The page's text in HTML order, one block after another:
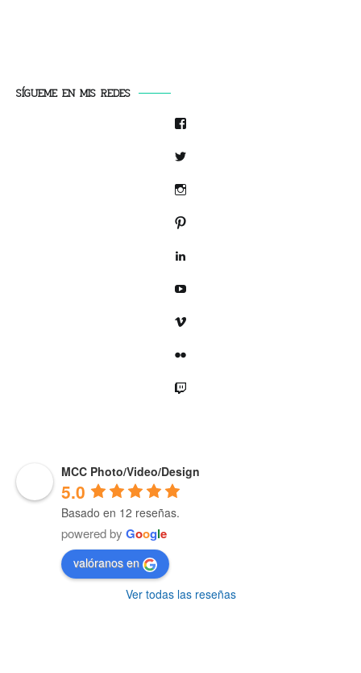
SÍGUEME EN MIS REDES
MCC Photo/Video/Design
5.0
Basado en 12 reseñas.
powered by Google
valóranos en
Ver todas las reseñas